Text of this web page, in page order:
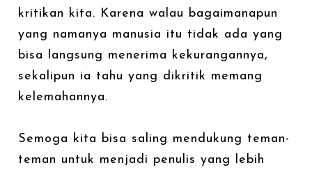
kritikan kita. Karena walau bagaimanapun
yang namanya manusia itu tidak ada yang
bisa langsung menerima kekurangannya,
sekalipun ia tahu yang dikritik memang
kelemahannya.
Semoga kita bisa saling mendukung teman-
teman untuk menjadi penulis yang lebih